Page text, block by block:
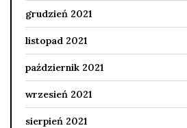
grudzień 2021
listopad 2021
październik 2021
wrzesień 2021
sierpień 2021